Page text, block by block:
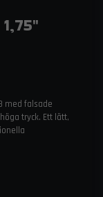
med falsade
tryck. Ett lätt,